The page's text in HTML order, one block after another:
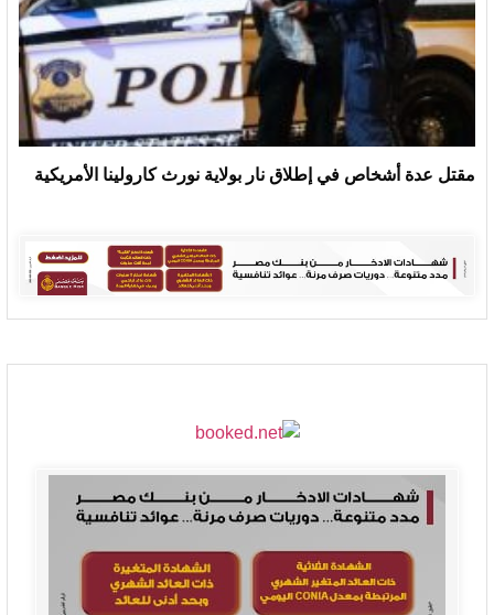
مقتل عدة أشخاص في إطلاق نار بولاية نورث كارولينا الأمريكية